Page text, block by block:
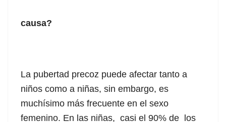
causa?
La pubertad precoz puede afectar tanto a
niños como a niñas, sin embargo, es
muchísimo más frecuente en el sexo
femenino. En las niñas, casi el 90% de los